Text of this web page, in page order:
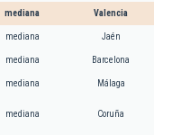
mediana Valencia
mediana Jaén
mediana Barcelona
mediana Málaga
mediana Coruña